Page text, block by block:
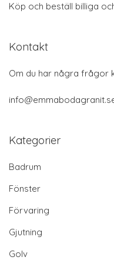
Köp och beställ billiga
Kontakt
Om du har några frågor
Kategorier
Badrum
Fönster
Förvaring
Gjutning
Golv